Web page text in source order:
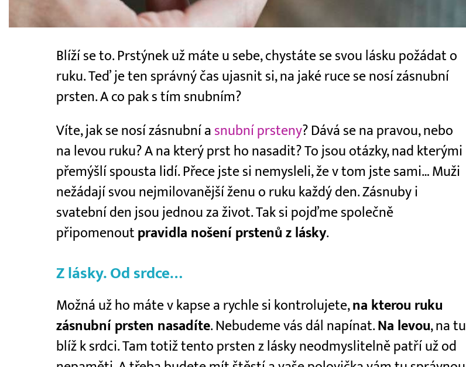
Blíží se to. Prstýnek už máte u sebe, chystáte se svou lásku požádat o
ruku. Teď je ten správný čas ujasnit si, na jaké ruce se nosí zásnubní
prsten. A co pak s tím snubním?
Víte, jak se nosí zásnubní a snubní prsteny? Dává se na pravou, nebo
na levou ruku? A na který prst ho nasadit? To jsou otázky, nad kterými
přemýšlí spousta lidí. Přece jste si nemysleli, že v tom jste sami… Muži
nežádají svou nejmilovanější ženu o ruku každý den. Zásnuby i
svatební den jsou jednou za život. Tak si pojďme společně
připomenout pravidla nošení prstenů z lásky.
Z lásky. Od srdce…
Možná už ho máte v kapse a rychle si kontrolujete,na kterou ruku
zásnubní prsten nasadíte. Nebudeme vás dál napínat.Na levou, na tu
blíž k srdci. Tam totiž tento prsten z lásky neodmyslitelně patří už od